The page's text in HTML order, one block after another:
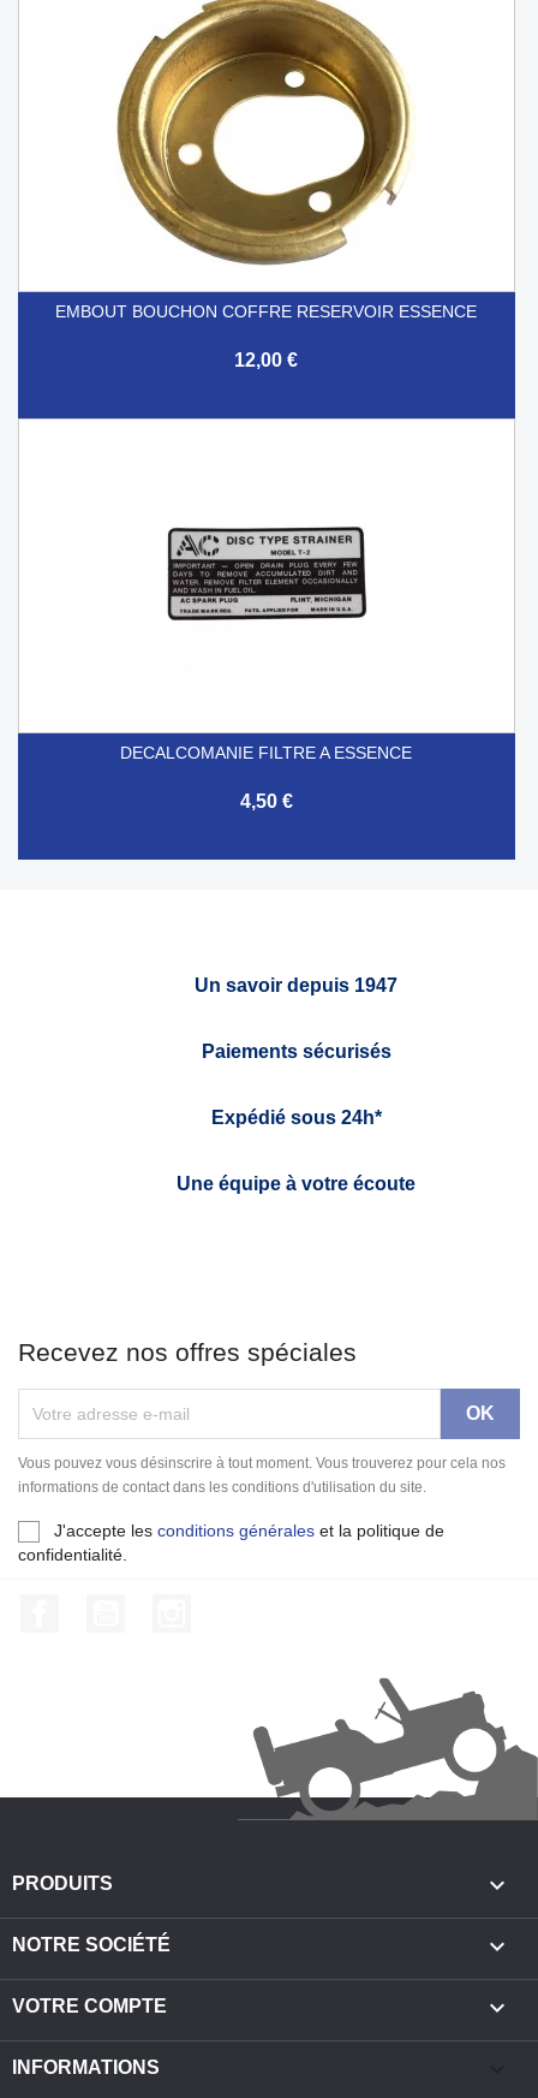
EMBOUT BOUCHON COFFRE RESERVOIR ESSENCE
12,00 €
DECALCOMANIE FILTRE A ESSENCE
4,50 €
Un savoir depuis 1947
Paiements sécurisés
Expédié sous 24h*
Une équipe à votre écoute
Recevez nos offres spéciales
Vous pouvez vous désinscrire à tout moment. Vous trouverez pour cela nos
informations de contact dans les conditions d'utilisation du site.
J'accepte les conditions générales et la politique de
confidentialité.
PRODUITS 
NOTRE SOCIÉTÉ 
VOTRE COMPTE 
INFORMATIONS